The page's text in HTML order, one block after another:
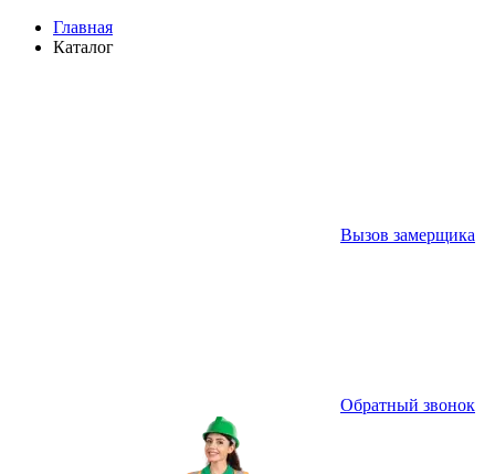
Главная
Каталог
Вызов замерщика
Обратный звонок